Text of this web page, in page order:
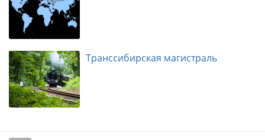
Транссибирская магистраль